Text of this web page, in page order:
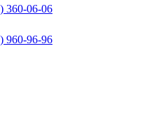
360-06-06
960-96-96